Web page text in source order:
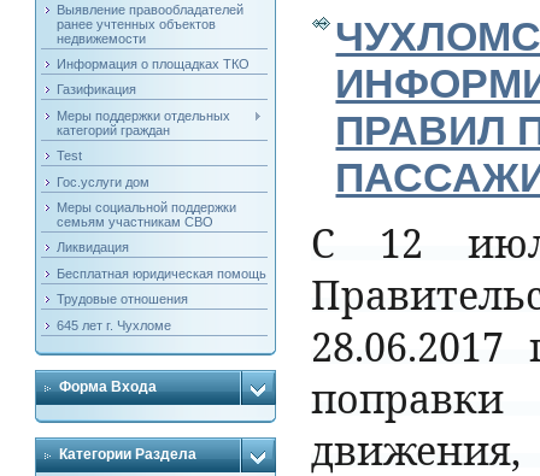
Выявление правообладателей
ранее учтенных объектов
недвижемости
Информация о площадках ТКО
Газификация
Меры поддержки отдельных
категорий граждан
Test
Гос.услуги дом
Меры социальной поддержки
семьям участникам СВО
Ликвидация
Бесплатная юридическая помощь
Трудовые отношения
645 лет г. Чухломе
Форма Входа
Категории Раздела
ПРАВИЛ
С 12